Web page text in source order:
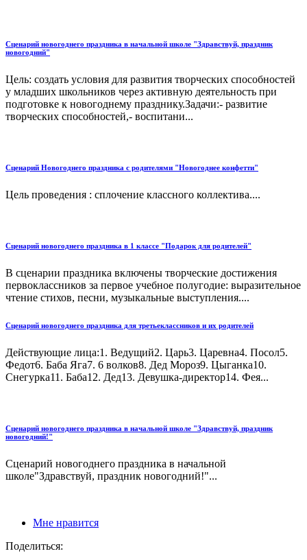
Сценарий новогоднего праздника в начальной школе "Здравствуй, праздник
новогодний"
Цель: создать условия для развития творческих способностей
у младших школьников через активную деятельность при
подготовке к новогоднему празднику.Задачи:- развитие
творческих способностей,- воспитани...
Сценарий Новогоднего праздника с родителями "Новогоднее конфетти"
Цель проведения : сплочение классного коллектива....
Сценарий новогоднего праздника в 1 классе "Подарок для родителей"
В сценарии праздника включены творческие достижения
первоклассников за первое учебное полугодие: выразительное
чтение стихов, песни, музыкальные выступления....
Сценарий новогоднего праздника для третьеклассников и их родителей
Действующие лица:1. Ведущий2. Царь3. Царевна4. Посол5.
Федот6. Баба Яга7. 6 волков8. Дед Мороз9. Цыганка10.
Снегурка11. Баба12. Дед13. Девушка-директор14. Фея...
Сценарий новогоднего праздника в начальной школе "Здравствуй, праздник
новогодний!"
Сценарий новогоднего праздника в начальной
школе"Здравствуй, праздник новогодний!"...
Мне нравится
Поделиться: